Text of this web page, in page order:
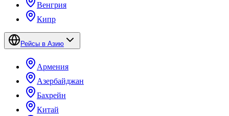
Венгрия
Кипр
Рейсы в Азию
Армения
Азербайджан
Бахрейн
Китай